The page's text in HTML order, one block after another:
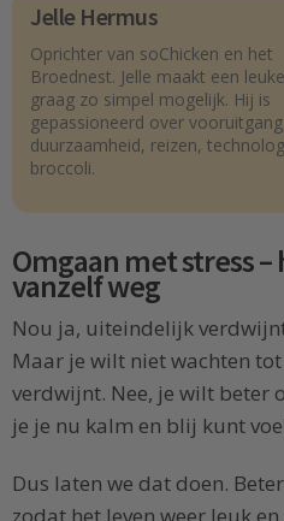
Jelle Hermus
Oprichter van soChicken en het
Broednest. Jelle maakt een
graag zo simpel mogelijk. Hij is
gepassioneerd over
duurzaamheid, reizen,
broccoli.
Omgaan met stress
vanzelf weg
Nou ja, uiteindelijk
Maar je wilt niet wachten
verdwijnt. Nee, je wilt beter
je je nu kalm en blij kunt
Dus laten we dat doen.
zodat het leven weer leuk